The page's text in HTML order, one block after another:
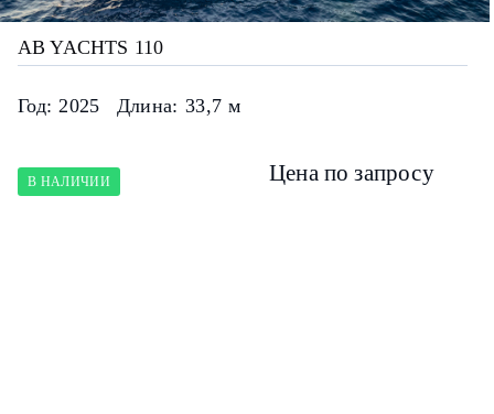
AB YACHTS 110
Год: 2025 Длина: 33,7 м
В НАЛИЧИИ Цена по запросу